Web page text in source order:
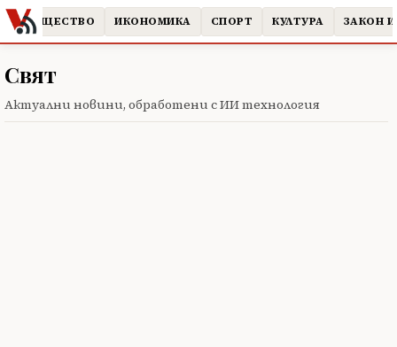
ОБЩЕСТВО ИКОНОМИКА СПОРТ КУЛТУРА ЗАКОН И
Свят
Актуални новини, обработени с ИИ технология